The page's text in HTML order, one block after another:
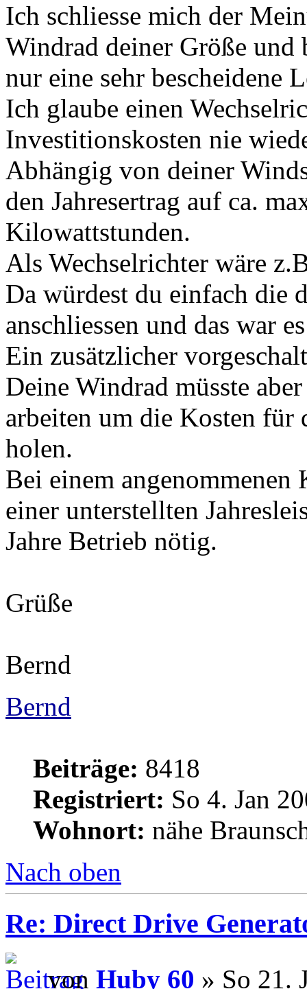
Ich schliesse mich der
Windrad deiner Größe und
nur eine sehr bescheidene
Ich glaube einen
Investitionskosten nie
Abhängig von deiner
den Jahresertrag auf ca.
Kilowattstunden.
Als Wechselrichter wäre
Da würdest du einfach die
anschliessen und das war
Ein zusätzlicher
Deine Windrad müsste
arbeiten um die Kosten für
holen.
Bei einem
einer unterstellten
Jahre Betrieb nötig.
Grüße
Bernd
Bernd
Beiträge: 8418
Registriert: So 4. Jan
Wohnort: nähe
Nach oben
Re: Direct Drive
von Huby 60 » So 21.